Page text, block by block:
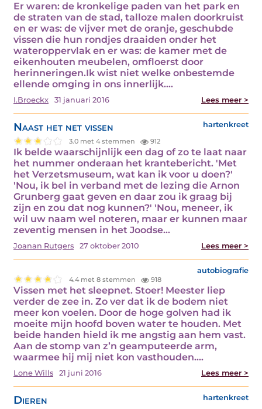
Er waren: de kronkelige paden van het park en
de straten van de stad, talloze malen doorkruist
en er was: de vijver met de oranje, geschubde
vissen die hun rondjes draaiden onder het
wateroppervlak en er was: de kamer met de
eikenhouten meubelen, omfloerst door
herinneringen.Ik wist niet welke onbestemde
ellende omging in ons innerlijk.…
I.Broeckx 31 januari 2016 Lees meer >
Naast het net vissen hartenkreet
3.0 met 4 stemmen 912
Ik belde waarschijnlijk een dag of zo te laat naar
het nummer onderaan het krantebericht. 'Met
het Verzetsmuseum, wat kan ik voor u doen?'
'Nou, ik bel in verband met de lezing die Arnon
Grunberg gaat geven en daar zou ik graag bij
zijn en zou dat nog kunnen?' 'Nou, meneer, ik
wil uw naam wel noteren, maar er kunnen maar
zeventig mensen in het Joodse…
Joanan Rutgers 27 oktober 2010 Lees meer >
autobiografie
4.4 met 8 stemmen 918
Vissen met het sleepnet. Stoer! Meester liep
verder de zee in. Zo ver dat ik de bodem niet
meer kon voelen. Door de hoge golven had ik
moeite mijn hoofd boven water te houden. Met
beide handen hield ik me angstig aan hem vast.
Aan de stomp van z’n geamputeerde arm,
waarmee hij mij niet kon vasthouden.…
Lone Wills 21 juni 2016 Lees meer >
Dieren hartenkreet